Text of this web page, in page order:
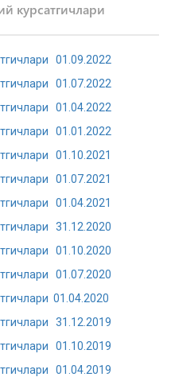
курсатгичлари
01.09.2022
01.07.2022
01.04.2022
01.01.2022
01.10.2021
01.07.2021
01.04.2021
31.12.2020
01.10.2020
01.07.2020
01.04.2020
31.12.2019
01.10.2019
01.04.2019